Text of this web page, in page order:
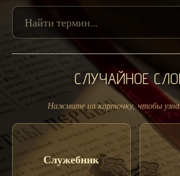
СЛУЧАЙНОЕ
Нажмите на карточку, чтобы
Служебник